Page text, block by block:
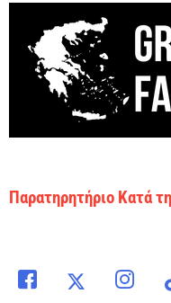
Παρατηρητήριο Κατά